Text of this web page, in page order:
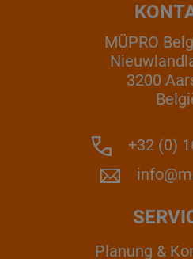
MÜPRO
3200
+32 (0)
Planung &